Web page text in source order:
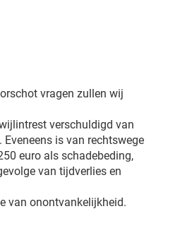
vragen zullen wij
verschuldigd van
is van rechtswege
euro als schadebeding,
van tijdverlies en
van onontvankelijkheid.